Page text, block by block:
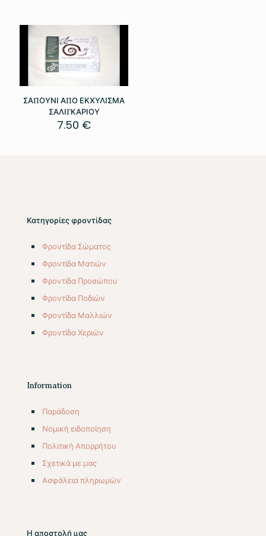
ΣΑΠΟΥΝΙ ΑΠΟ ΕΚΧΥΛΙΣΜΑ
ΣΑΛΙΓΚΑΡΙΟΥ
7.50 €
Κατηγορίες φροντίδας
Φροντίδα Σώματος
Φροντίδα Ματιών
Φροντίδα Προσώπου
Φροντίδα Ποδιών
Φροντίδα Μαλλιών
Φροντίδα Χεριών
Information
Παράδοση
Νομική ειδοποίηση
Πολιτική Απορρήτου
Σχετικά με μας
Aσφάλεια πληρωμών
Η αποστολή μας